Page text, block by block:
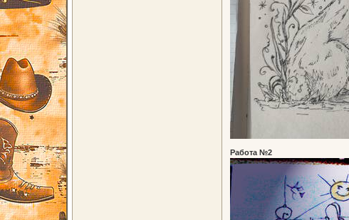
Работа №2